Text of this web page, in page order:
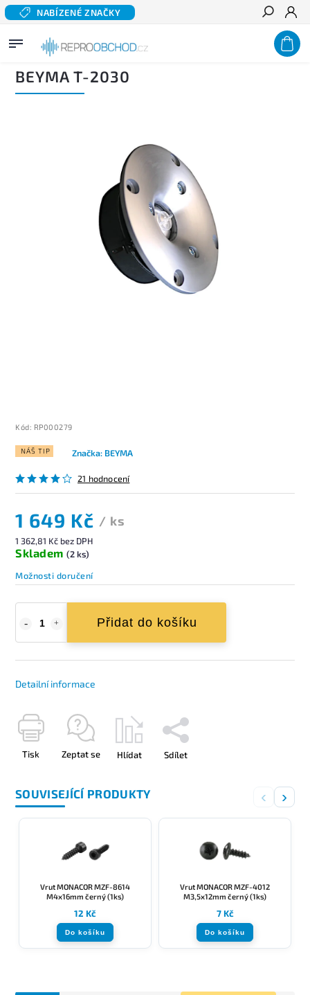
NABÍZENÉ ZNAČKY
Hledat
Domů/ Domácí audio/Komponentní reproduktory hi-fi Výškové reproduktory /BEYMA
BEYMA T-2030
Kód: RP000279
NÁŠ TIP
21 hodnocení
Značka: BEYMA
1 649 Kč / ks
1 362,81 Kč bez DPH
Skladem (2 ks)
Možnosti doručení
Přidat do košíku
Detailní informace
Tisk Zeptat se Hlídat Sdílet
SOUVISEJÍCÍ PRODUKTY ‹ ›
Vrut MONACOR MZF-8614
M4x16mm černý (1ks)
12 Kč
Do košíku
Vrut MONACOR MZF-4012
M3,5x12mm černý (1ks)
7 Kč
Do košíku